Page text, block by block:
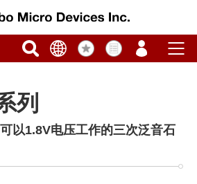
列
以1.8V电压工作的三次泛音石